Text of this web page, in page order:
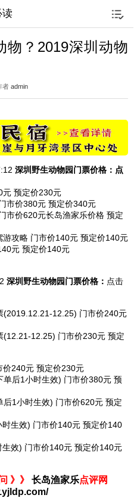
物？2019深圳动物
者 admin
深圳野生动物园门票价格：点
元 预定价230元
市价380元 预定价340元
市价620元长岛渔家乐价格 预定
攻略 门市价140元 预定价140元
元 预定价140元
深圳野生动物园门票价格： 点击
(2019.12.21-12.25) 门市价240元
(12.21-12.25) 门市价230元 预定
价240元 预定价230元
后1小时生效) 门市价380元 预
1小时生效) 门市价620元 预定
生效) 门市价140元 预定价140
效) 门市价140元 预定价140元
》》 长岛渔家乐点评网